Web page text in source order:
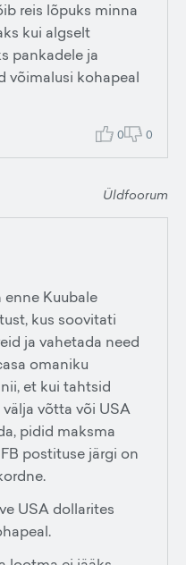
reis lõpuks minna
kui algselt
pankadele ja
võimalusi kohapeal
0 0
Üldfoorum
Kuubale
kus soovitati
ja vahetada need
omaniku
et kui tahtsid
võtta või USA
pidid maksma
postituse järgi on
USA dollarites